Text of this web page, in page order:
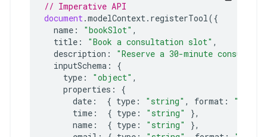
// Imperative API
document.modelContext. registerTool({
name : "bookSlot" ,
title : "Book a consultation slot" ,
description :
"Reserve a 30-minute
inputSchema :
{
type : "object" ,
properties :
{
date : { type : "string" , format :
"date"
time : { type : "string"
},
name : { type : "string"
},